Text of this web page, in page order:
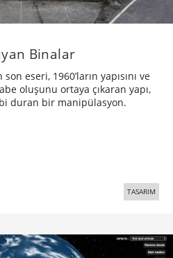
Binalar
eseri, 1960’ların yapısını ve
oluşunu ortaya çıkaran yapı,
duran bir manipülasyon.
TASARIM